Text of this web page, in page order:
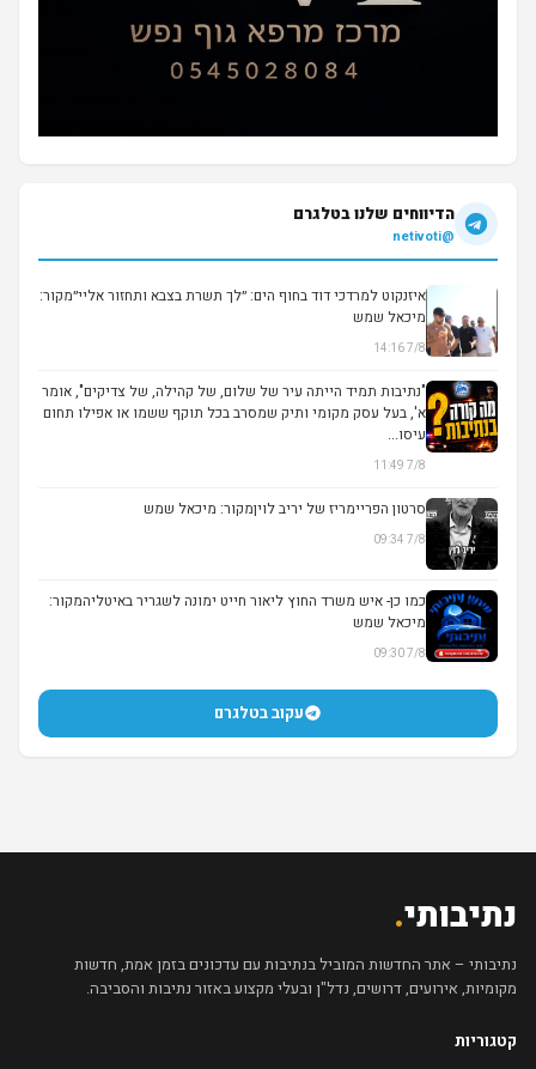
הדיווחים שלנו בטלגרם
@netivoti
איזנקוט למרדכי דוד בחוף הים: ״לך תשרת בצבא ותחזור אליי״מקור:
מיכאל שמש
7/8 14:16
"נתיבות תמיד הייתה עיר של שלום, של קהילה, של צדיקים", אומר
א', בעל עסק מקומי ותיק שמסרב בכל תוקף ששמו או אפילו תחום
עיסו...
7/8 11:49
▶
סרטון הפריימריז של יריב לויןמקור: מיכאל שמש
7/8 09:34
כמו כן- איש משרד החוץ ליאור חייט ימונה לשגריר באיטליהמקור:
מיכאל שמש
7/8 09:30
עקוב בטלגרם
נתיבותי.
נתיבותי – אתר החדשות המוביל בנתיבות עם עדכונים בזמן אמת, חדשות
מקומיות, אירועים, דרושים, נדל"ן ובעלי מקצוע באזור נתיבות והסביבה.
קטגוריות